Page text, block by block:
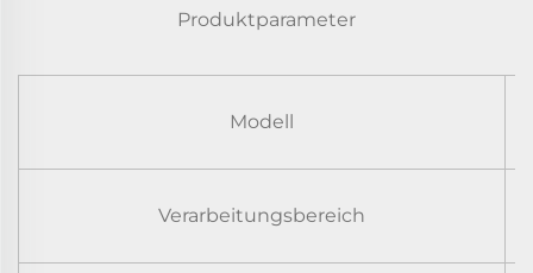
Produktparameter
Modell
Verarbeitungsbereich